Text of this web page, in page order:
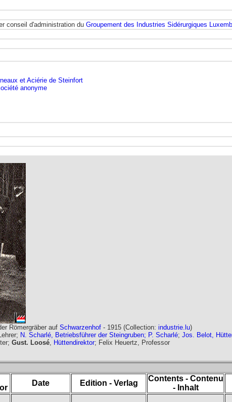
conseil d'administration du Groupement des Industries Sidérurgiques
et Aciérie de Steinfort
anonyme
Römergräber auf Schwarzenhof - 1915 (Collection: industrie.lu)
N. Scharlé, Betriebsführer der Steingruben; P. Scharlé; Jos. Belot,
Gust. Loosé, Hüttendirektor; Felix Heuertz, Professor
Date Edition - Verlag
Contents - Contenu
- Inhalt